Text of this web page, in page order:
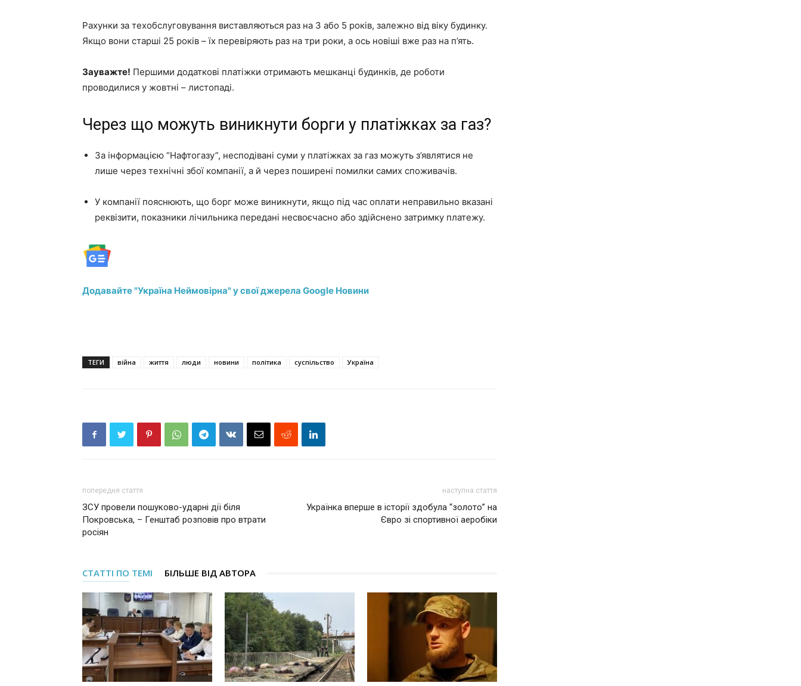
Рахунки за техобслуговування виставляються раз на 3 або 5 років, залежно від віку будинку.
Якщо вони старші 25 років – їх перевіряють раз на три роки, а ось новіші вже раз на п’ять.
Зауважте! Першими додаткові платіжки отримають мешканці будинків, де роботи
проводилися у жовтні – листопаді.
Через що можуть виникнути борги у платіжках за газ?
За інформацією “Нафтогазу”, несподівані суми у платіжках за газ можуть з’являтися не
лише через технічні збої компанії, а й через поширені помилки самих споживачів.
У компанії пояснюють, що борг може виникнути, якщо під час оплати неправильно вказані
реквізити, показники лічильника передані несвоєчасно або здійснено затримку платежу.
Додавайте "Україна Неймовірна" у свої джерела Google Новини
ТЕГИ війна життя люди новини політика суспільство Україна
попередня стаття
ЗСУ провели пошуково-ударні дії біля
Покровська, – Генштаб розповів про втрати
росіян
наступна стаття
Українка вперше в історії здобула “золото” на
Євро зі спортивної аеробіки
СТАТТІ ПО ТЕМІ БІЛЬШЕ ВІД АВТОРА